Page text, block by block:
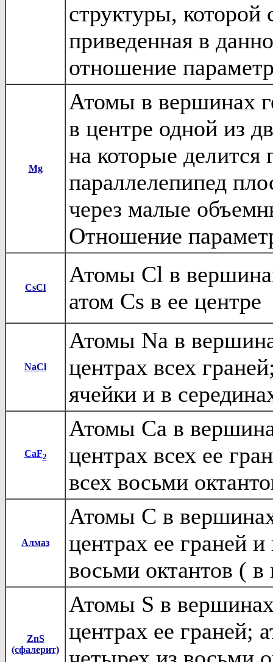
структуры, которой
приведенная в
отношение
Mg
Атомы в вершинах
в центре одной из
на которые делится
параллелепипед
через малые
Отношение
CsCl
Атомы Cl в
атом Cs в ее центре
NaCl
Атомы Na в
центрах всех
ячейки и в
CaF2
Атомы Ca в
центрах всех ее
всех восьми
Алмаз
Атомы C в
центрах ее граней
восьми октантов (
ZnS
(сфалерит)
Атомы S в
центрах ее граней;